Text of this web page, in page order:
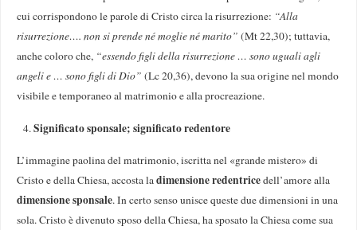
cui corrispondono le parole di Cristo circa la risurrezione: “Alla
risurrezione…. non si prende né moglie né marito” (Mt 22,30); tuttavia,
anche coloro che, “essendo figli della risurrezione … sono uguali agli
angeli e … sono figli di Dio”(Lc 20,36), devono la sua origine nel mondo
visibile e temporaneo al matrimonio e alla procreazione.
Significato sponsale; significato redentore
L’immagine paolina del matrimonio, iscritta nel «grande mistero» di
Cristo e della Chiesa, accosta ladimensione redentricedell’amore alla
dimensione sponsale. In certo senso unisce queste due dimensioni in una
sola. Cristo è divenuto sposo della Chiesa, ha sposato la Chiesa come sua